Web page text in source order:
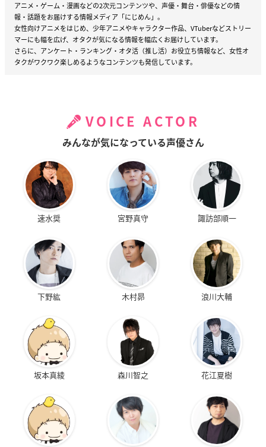
アニメ・ゲーム・漫画などの2次元コンテンツや、声優・舞台・俳優などの情
報・話題をお届けする情報メディア「にじめん」。
女性向けアニメをはじめ、少年アニメやキャラクター作品、VTuberなどストリー
マーにも幅を広げ、オタクが気になる情報を幅広くお届けしています。
さらに、アンケート・ランキング・オタ活（推し活）お役立ち情報など、女性オ
タクがワクワク楽しめるようなコンテンツも発信しています。
VOICE ACTOR
みんなが気になっている声優さん
速水奨 宮野真守 諏訪部順一
下野紘 木村昴 浪川大輔
坂本真綾 森川智之 花江夏樹